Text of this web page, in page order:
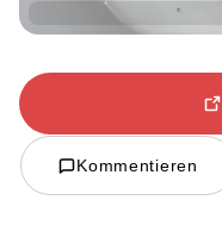
Kommentieren